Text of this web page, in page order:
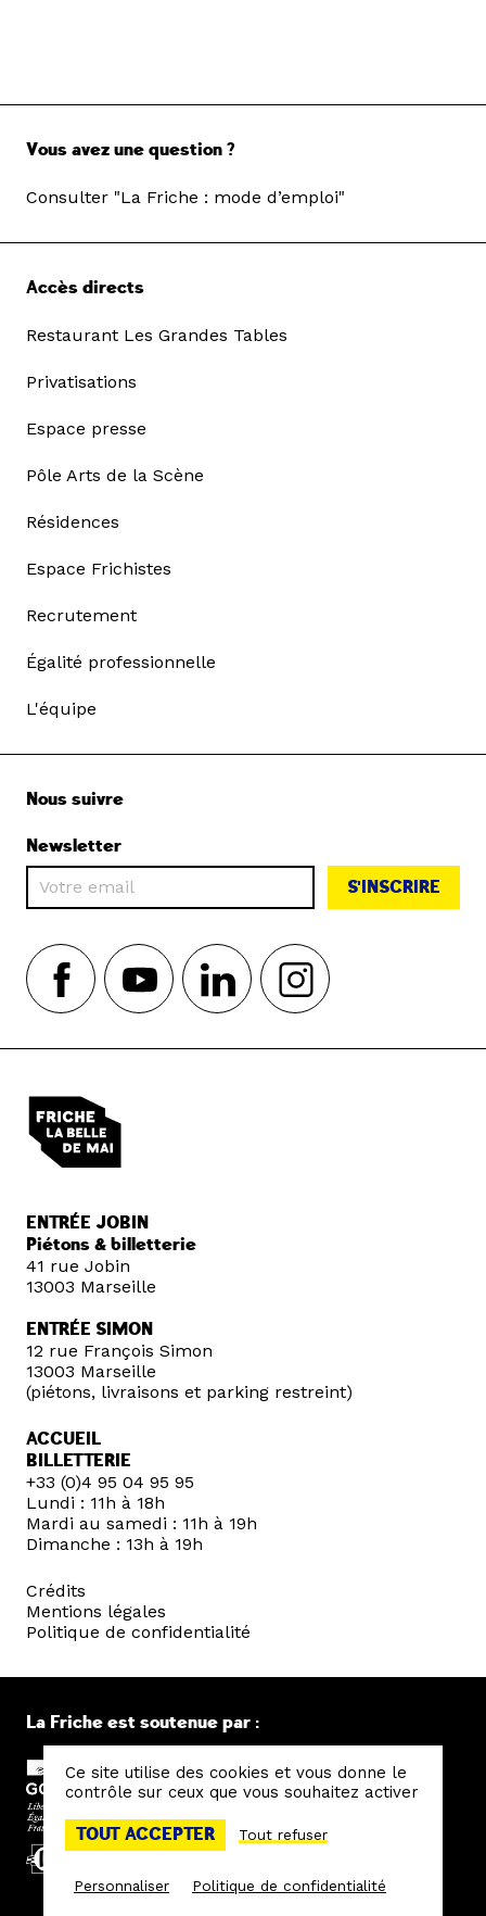
Vous avez une question ?
Consulter "La Friche : mode d’emploi"
Accès directs
Restaurant Les Grandes Tables
Privatisations
Espace presse
Pôle Arts de la Scène
Résidences
Espace Frichistes
Recrutement
Égalité professionnelle
L'équipe
Nous suivre
Newsletter
S'INSCRIRE
ENTRÉE JOBIN
Piétons & billetterie
41 rue Jobin
13003 Marseille
ENTRÉE SIMON
12 rue François Simon
13003 Marseille
(piétons, livraisons et parking restreint)
ACCUEIL
BILLETTERIE
+33 (0)4 95 04 95 95
Lundi : 11h à 18h
Mardi au samedi : 11h à 19h
Dimanche : 13h à 19h
Crédits
Mentions légales
Politique de confidentialité
La Friche est soutenue par :
Ce site utilise des cookies et vous donne le
contrôle sur ceux que vous souhaitez activer
TOUT ACCEPTER Tout refuser
Personnaliser Politique de confidentialité